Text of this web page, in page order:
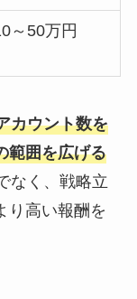
～50万円
カウント数を
範囲を広げる
なく、戦略立
り高い報酬を